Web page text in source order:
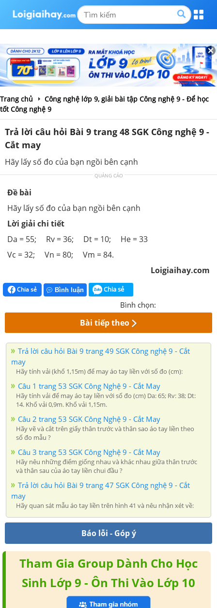
Trang chủ
Công nghệ lớp 9, giải bài tập Công nghệ 9 - Để học
tốt Công nghệ 9
Trả lời câu hỏi Bài 9 trang 48 SGK Công nghệ 9 -
Cắt may
Hãy lấy số đo của bạn ngồi bên cạnh
QUẢNG CÁO
Đề bài
Hãy lấy số đo của bạn ngồi bên cạnh
Lời giải chi tiết
Da = 55; Rv = 36; Dt = 10; He = 33
Vc = 32; Vn = 80; Vm = 84.
Loigiaihay.com
Chia sẻ Bình luận Chia sẻ
Bình chọn:
Bài tiếp theo
Trả lời câu hỏi Bài 9 trang 49 SGK Công nghệ 9 - Cắt
may
Hãy tính vải (khổ 1,15m) để may áo tay liền với số đo (cm):
Câu 1 trang 53 SGK Công Nghệ 9 - Cắt May
Hãy tính vải để may áo tay liền với số đo (cm) Da: 65; Rv: 38; Dt:
14. Khổ vải 0,9m. Khổ vải 1,15m.
Câu 2 trang 53 SGK Công Nghệ 9 - Cắt May
Hãy vẽ và cắt trên giấy thân trước và thân sao áo tay liền theo
số đo mẫu ?
Câu 3 trang 53 SGK Công Nghệ 9 - Cắt May
Hãy nêu những điểm giống nhau và khác nhau giữa thân trước
và thân sau của áo tay liền chui đầu ?
Trả lời câu hỏi Bài 9 trang 47 SGK Công nghệ 9 - Cắt
may
Hãy quan sát mẫu áo tay liền trên hình 41 và nêu nhận xét về:
Báo lỗi - Góp ý
Tham Gia Group Dành Cho Học
Sinh Lớp 9 - Ôn Thi Vào Lớp 10